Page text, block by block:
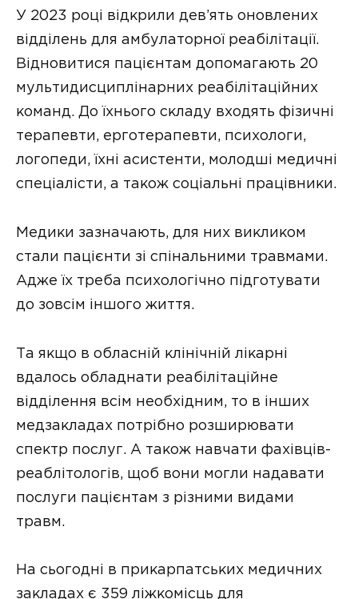
У 2023 році відкрили дев’ять оновлених
відділень для амбулаторної реабілітації.
Відновитися пацієнтам допомагають 20
мультидисциплінарних реабілітаційних
команд. До їхнього складу входять фізичні
терапевти, ерготерапевти, психологи,
логопеди, їхні асистенти, молодші медичні
спеціалісти, а також соціальні працівники.
Медики зазначають, для них викликом
стали пацієнти зі спінальними травмами.
Адже їх треба психологічно підготувати
до зовсім іншого життя.
Та якщо в обласній клінічній лікарні
вдалось обладнати реабілітаційне
відділення всім необхідним, то в інших
медзакладах потрібно розширювати
спектр послуг. А також навчати фахівців-
реаблітологів, щоб вони могли надавати
послуги пацієнтам з різними видами
травм.
На сьогодні в прикарпатських медичних
закладах є 359 ліжкомісць для